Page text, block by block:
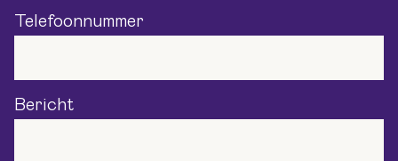
Telefoonnummer
Bericht